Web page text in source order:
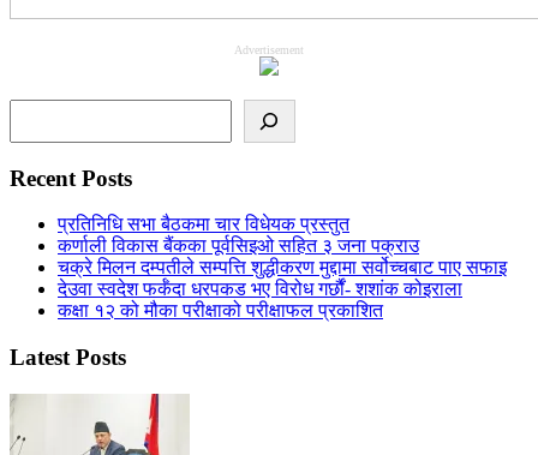
Advertisement
Recent Posts
प्रतिनिधि सभा बैठकमा चार विधेयक प्रस्तुत
कर्णाली विकास बैंकका पूर्वसिइओ सहित ३ जना पक्राउ
चक्रे मिलन दम्पतीले सम्पत्ति शुद्धीकरण मुद्दामा सर्वोच्चबाट पाए सफाइ
देउवा स्वदेश फर्कँदा धरपकड भए विरोध गर्छौं- शशांक कोइराला
कक्षा १२ को मौका परीक्षाको परीक्षाफल प्रकाशित
Latest Posts